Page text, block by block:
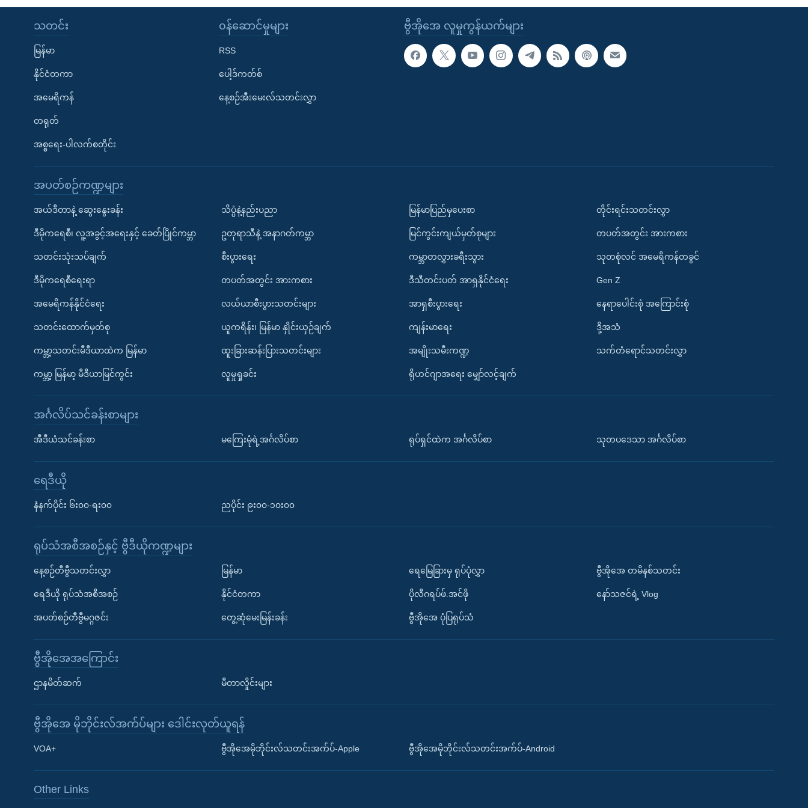
Learning English
ဗွီအိုအေ လူမှုကွန်ယက်များ
သတင်း
မြန်မာ
နိုင်ငံတကာ
အမေရိကန်
တရုတ်
အစ္စရေး-ပါလက်စတိုင်း
၀န်ဆောင်မှုများ
RSS
ပေါ့ဒ်ကတ်စ်
နေ့စဉ်အီးမေးလ်သတင်းလွှာ
အပတ်စဉ်ကဏ္ဍများ
အယ်ဒီတာနဲ့ ဆွေးနွေးခန်း
ဒီမိုကရေစီ၊ လူ့အခွင့်အရေးနှင့် ခေတ်ပြိုင်ကမ္ဘာ
သတင်းသုံးသပ်ချက်
ဒီမိုကရေစီရေးရာ
အမေရိကန်နိုင်ငံရေး
သတင်းထောက်မှတ်စု
ကမ္ဘာ့သတင်းမီဒီယာထဲက မြန်မာ
ကမ္ဘာ့ မြန်မာ့ မီဒီယာမြင်ကွင်း
သိပ္ပံနဲ့နည်းပညာ
ဥတုရာသီနဲ့ အနာဂတ်ကမ္ဘာ
စီးပွားရေး
တပတ်အတွင်း အားကစား
လယ်ယာစီးပွားသတင်းများ
ယူကရိန်း၊ မြန်မာ နှိုင်းယှဉ်ချက်
ထူးခြားဆန်းပြားသတင်းများ
လူမှုရှုခင်း
မြန်မာပြည်မှပေးစာ
မြင်ကွင်းကျယ်မှတ်စုများ
ကမ္ဘာတလွှားခရီးသွား
ဒီသီတင်းပတ် အာရှနိုင်ငံရေး
အာရှစီးပွားရေး
ကျန်းမာရေး
အမျိုးသမီးကဏ္ဍ
ရိုဟင်ဂျာအရေး မျှော်လင့်ချက်
တိုင်းရင်းသတင်းလွှာ
တပတ်အတွင်း အားကစား
သုတစုံလင် အမေရိကန်တခွင်
Gen Z
နေရာပေါင်းစုံ အကြောင်းစုံ
ဒို့အသံ
သက်တံရောင်သတင်းလွှာ
အင်္ဂလိပ်သင်ခန်းစာများ
အီဒီယံသင်ခန်းစာ မကြေးမုံရဲ့အင်္ဂလိပ်စာ ရုပ်ရှင်ထဲက အင်္ဂလိပ်စာ သုတပဒေသာ အင်္ဂလိပ်စာ
ရေဒီယို
နံနက်ပိုင်း ၆း၀၀-ရး၀၀ ညပိုင်း ၉း၀၀-၁၀း၀၀
ရုပ်သံအစီအစဉ်နှင့် ဗွီဒီယိုကဏ္ဍများ
နေ့စဉ်တီဗွီသတင်းလွှာ
ရေဒီယို ရုပ်သံအစီအစဉ်
အပတ်စဉ်တီဗွီမဂ္ဂဇင်း
မြန်မာ
နိုင်ငံတကာ
တွေ့ဆုံမေးမြန်းခန်း
ရေမြေခြားမှ ရုပ်ပုံလွှာ
ပိုလီဂရပ်ဖ်.အင်ဖို
ဗွီအိုအေ ပုံပြရုပ်သံ
ဗွီအိုအေ တမိနစ်သတင်း
နော်သဇင်ရဲ့ Vlog
ဗွီအိုအေအကြောင်း
ဌာနမိတ်ဆက် မီတာလှိုင်းများ
ဗွီအိုအေ မိုဘိုင်းလ်အက်ပ်များ ဒေါင်းလုတ်ယူရန်
VOA+ ဗွီအိုအေမိုဘိုင်းလ်သတင်းအက်ပ်-Apple ဗွီအိုအေမိုဘိုင်းလ်သတင်းအက်ပ်-Android
Other Links